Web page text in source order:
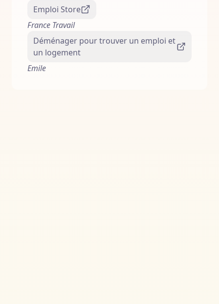
Emploi Store
France Travail
Déménager pour trouver un emploi et
un logement
Emile